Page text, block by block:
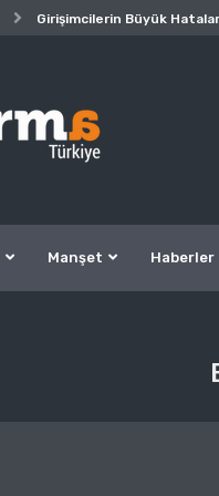
Girişimcilerin Büyük
Manşet Haberler